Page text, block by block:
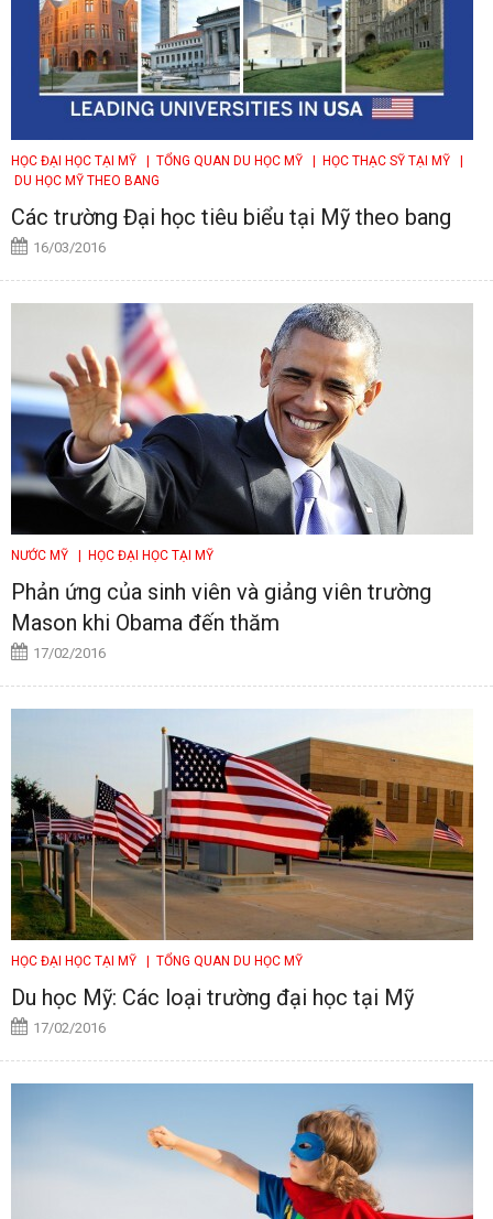
HỌC ĐẠI HỌC TẠI MỸ | TỔNG QUAN DU HỌC MỸ | HỌC THẠC SỸ TẠI MỸ
DU HỌC MỸ THEO BANG
Các trường Đại học tiêu biểu tại Mỹ theo bang
16/03/2016
NƯỚC MỸ | HỌC ĐẠI HỌC TẠI MỸ
Phản ứng của sinh viên và giảng viên trường
Mason khi Obama đến thăm
17/02/2016
HỌC ĐẠI HỌC TẠI MỸ | TỔNG QUAN DU HỌC MỸ
Du học Mỹ: Các loại trường đại học tại Mỹ
17/02/2016